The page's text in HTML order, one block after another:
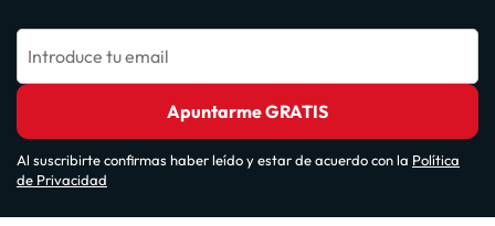
Introduce tu email
Apuntarme GRATIS
Al suscribirte confirmas haber leído y estar de acuerdo con la Política
de Privacidad